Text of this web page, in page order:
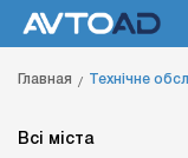
Главная Технічне
Всі міста